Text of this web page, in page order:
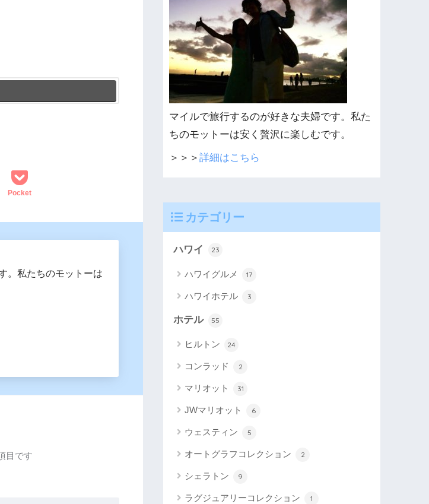
Pocket
。私たちのモットーは
目です
マイルで旅行するのが好きな夫婦です。私た
ちのモットーは安く贅沢に楽しむです。
＞＞＞詳細はこちら
カテゴリー
ハワイ 23
ハワイグルメ 17
ハワイホテル 3
ホテル 55
ヒルトン 24
コンラッド 2
マリオット 31
JWマリオット 6
ウェスティン 5
オートグラフコレクション 2
シェラトン 9
ラグジュアリーコレクション 1